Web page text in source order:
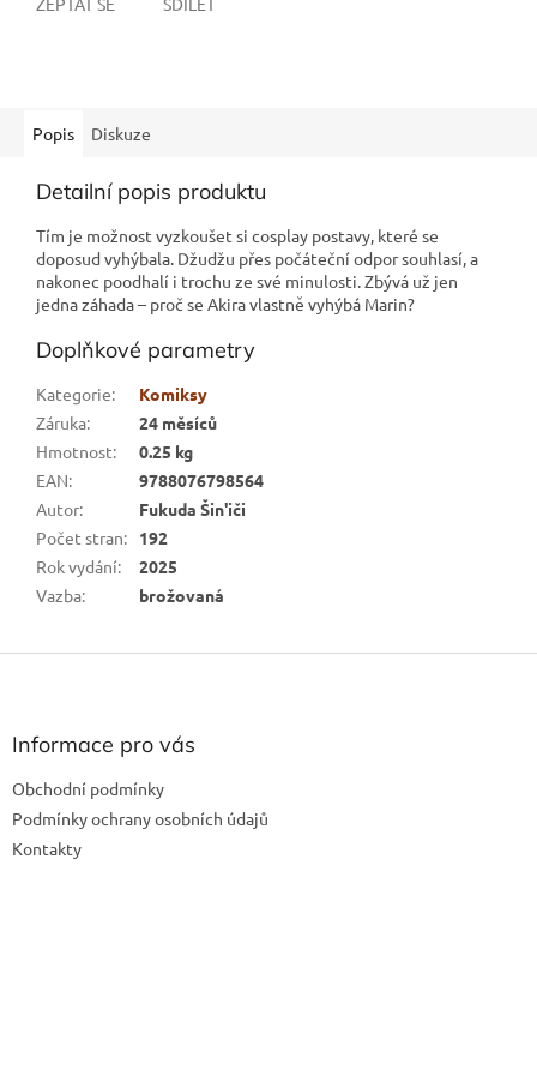
Popis Diskuze
Detailní popis produktu
Tím je možnost vyzkoušet si cosplay postavy, které se
doposud vyhýbala. Džudžu přes počáteční odpor souhlasí, a
nakonec poodhalí i trochu ze své minulosti. Zbývá už jen
jedna záhada – proč se Akira vlastně vyhýbá Marin?
Doplňkové parametry
Kategorie:
Komiksy
Záruka:
24 měsíců
Hmotnost:
0.25 kg
EAN:
9788076798564
Autor:
Fukuda Šin'iči
Počet stran:
192
Rok vydání:
2025
Vazba: brožovaná
Z
Informace pro vás
Obchodní podmínky
Podmínky ochrany osobních údajů
Kontakty